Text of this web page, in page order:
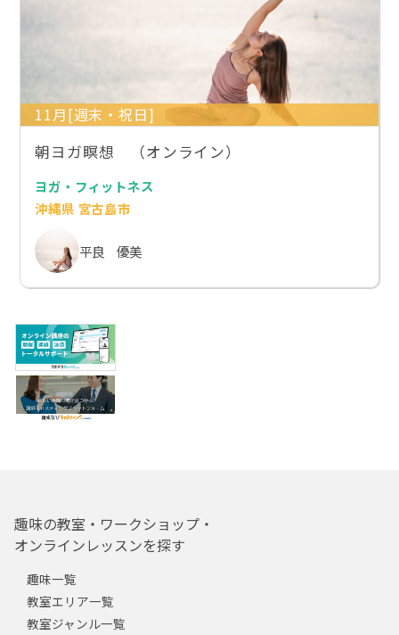
11月[週末・祝日]
朝ヨガ瞑想 （オンライン）
ヨガ・フィットネス
沖縄県 宮古島市
平良 優美
趣味の教室・ワークショップ・
オンラインレッスンを探す
趣味一覧
教室エリア一覧
教室ジャンル一覧